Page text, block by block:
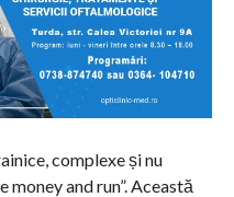
complexe și nu
and run”. Această